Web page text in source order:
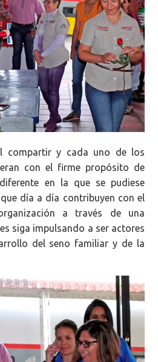
compartir y cada uno de los
con el firme propósito de
en la que se pudiese
día a día contribuyen con el
a través de una
siga impulsando a ser actores
del seno familiar y de la